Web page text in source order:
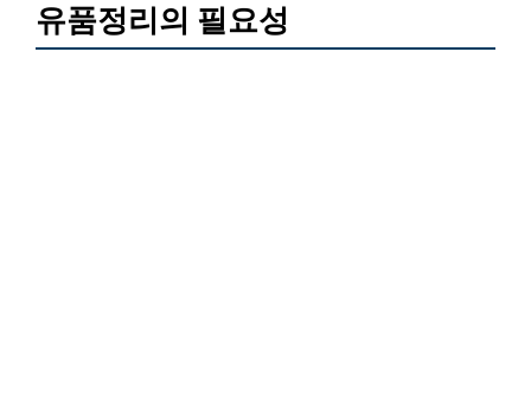
유품정리의 필요성